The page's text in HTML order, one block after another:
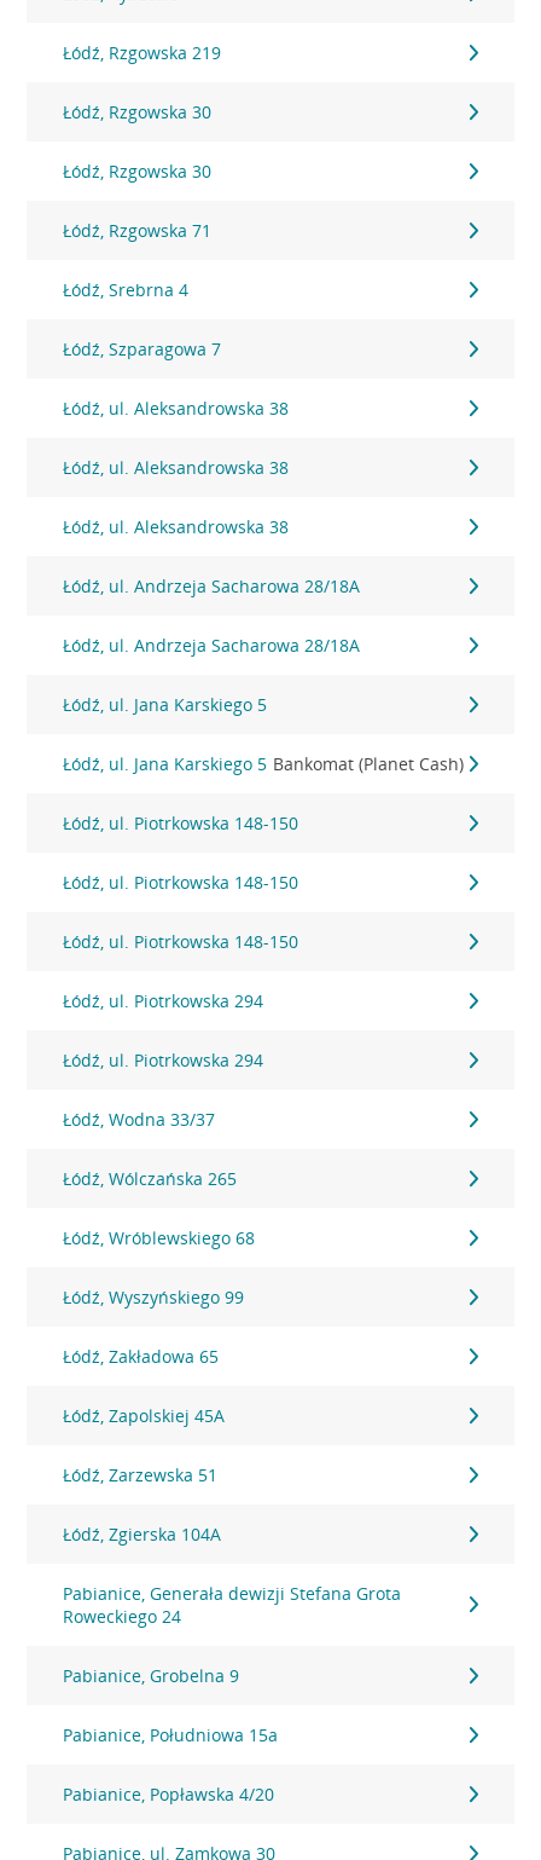
Łódź, Rzgowska 219
Łódź, Rzgowska 30
Łódź, Rzgowska 30
Łódź, Rzgowska 71
Łódź, Srebrna 4
Łódź, Szparagowa 7
Łódź, ul. Aleksandrowska 38
Łódź, ul. Aleksandrowska 38
Łódź, ul. Aleksandrowska 38
Łódź, ul. Andrzeja Sacharowa 28/18A
Łódź, ul. Andrzeja Sacharowa 28/18A
Łódź, ul. Jana Karskiego 5
Łódź, ul. Jana Karskiego 5 Bankomat (Planet Cash)
Łódź, ul. Piotrkowska 148-150
Łódź, ul. Piotrkowska 148-150
Łódź, ul. Piotrkowska 148-150
Łódź, ul. Piotrkowska 294
Łódź, ul. Piotrkowska 294
Łódź, Wodna 33/37
Łódź, Wólczańska 265
Łódź, Wróblewskiego 68
Łódź, Wyszyńskiego 99
Łódź, Zakładowa 65
Łódź, Zapolskiej 45A
Łódź, Zarzewska 51
Łódź, Zgierska 104A
Pabianice, Generała dewizji Stefana Grota
Roweckiego 24
Pabianice, Grobelna 9
Pabianice, Południowa 15a
Pabianice, Popławska 4/20
Pabianice, ul. Zamkowa 30